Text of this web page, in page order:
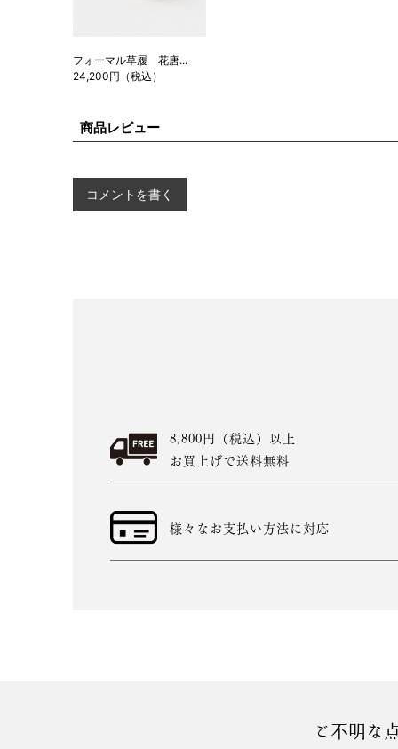
フォーマル草履 花唐...
24,200円（税込）
商品レビュー
コメントを書く
8,800円（税込）以上
お買上げで送料無料
様々なお支払い方法に対応
ご不明な